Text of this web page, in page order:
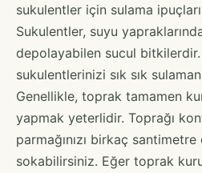
sukulentler için sulama
Sukulentler, suyu
depolayabilen sucul bitkilerdir.
sukulentlerinizi sık sık
Genellikle, toprak tamamen
yapmak yeterlidir. Toprağı
parmağınızı birkaç
sokabilirsiniz. Eğer toprak